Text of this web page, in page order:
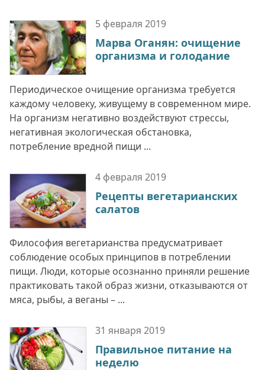
5 февраля 2019
Марва Оганян: очищение
организма и голодание
Периодическое очищение организма требуется
каждому человеку, живущему в современном мире.
На организм негативно воздействуют стрессы,
негативная экологическая обстановка,
потребление вредной пищи ...
4 февраля 2019
Рецепты вегетарианских
салатов
Философия вегетарианства предусматривает
соблюдение особых принципов в потреблении
пищи. Люди, которые осознанно приняли решение
практиковать такой образ жизни, отказываются от
мяса, рыбы, а веганы – ...
31 января 2019
Правильное питание на
неделю